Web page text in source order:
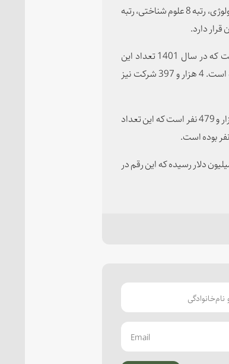
در حال حاضر جمهوری اسلامی ایران در رتبه 15 تولید علم، رتبه 5 نانوتکنولوژی، رتبه 8 علوم شناختی، رتبه
تعداد کل شرکت‌های دانش‌بنیان فعال کشور 9 هزار و 599 شرکت است که در سال 1401 تعداد این
شرکت‌ها 8 هزار و 260 و در سال 1400 برابر با 6 هزار و 632 واحد بوده است. 4 هزار و 397 شرکت نیز
تعداد اشتغال ایجاد شده در این شرکت‌ها در سال 1402 برابر با 328 هزار و 479 نفر است که این تعداد
شرکت‌های دانش‌بنیان نیز امسال تا کنون به رقم 1890 میلیون دلار رسیده که این رقم در